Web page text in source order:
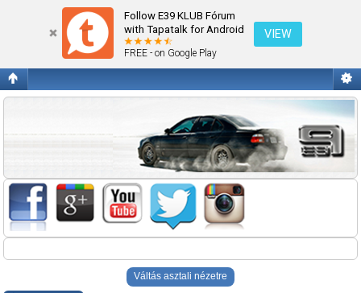
Follow E39 KLUB Fórum
with Tapatalk for Android
FREE - on Google Play
VIEW
www.nyirautotrade.hu ÚJ alkatrészek !
Váltás asztali nézetre